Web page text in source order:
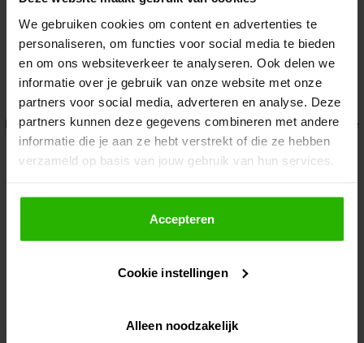
We gebruiken cookies om content en advertenties te
personaliseren, om functies voor social media te bieden
en om ons websiteverkeer te analyseren. Ook delen we
informatie over je gebruik van onze website met onze
partners voor social media, adverteren en analyse. Deze
partners kunnen deze gegevens combineren met andere
informatie die je aan ze hebt verstrekt of die ze hebben
verzameld op basis van jouw gebruik van hun services.
Als je op "Accepteer" klikt, dan geef je Voordeeluitjes.nl
toestemming om cookies voor social media en
gepersonaliseerde advertenties te plaatsen.
Lees hier meer over in onsprivacybeleid
Via "Cookie instellingen" kun je ook zelf instellen welke
Accepteren
Cookie instellingen
Alleen noodzakelijk
Application error: a client-side exception has occurred while
loadingwww.voordeeluitjes.nl (see the browser console for more
information).